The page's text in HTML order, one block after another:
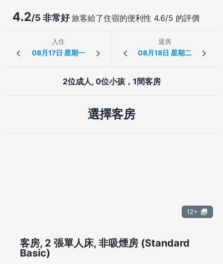
4.2/5 非常好旅客給了住宿的便利性 4.6/5 的評價
入住 退房
2位成人, 0位小孩，1間客房
選擇客房
12+
客房, 2 張單人床, 非吸煙房 (Standard
Basic)